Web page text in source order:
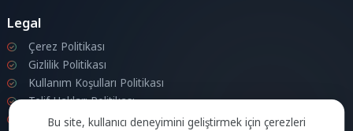
Legal
Çerez Politikası
Gizlilik Politikası
Kullanım Koşulları Politikası
Telif Hakları Politikası
İletişim
Bu site, kullanıcı deneyimini geliştirmek için çerezleri